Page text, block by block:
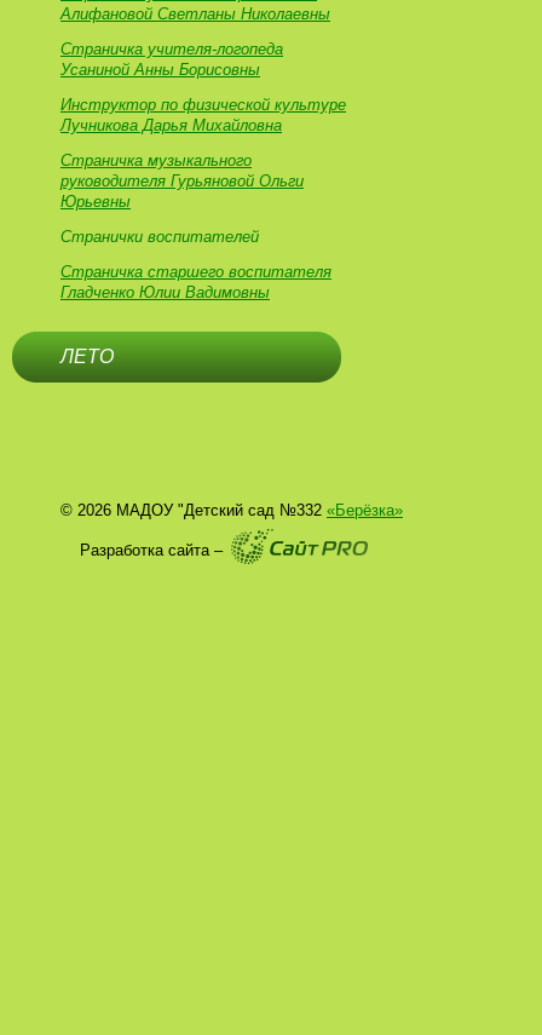
Алифановой Светланы Николаевны
Страничка учителя-логопеда
Усаниной Анны Борисовны
Инструктор по физической культуре
Лучникова Дарья Михайловна
Страничка музыкального
руководителя Гурьяновой Ольги
Юрьевны
Странички воспитателей
Страничка старшего воспитателя
Гладченко Юлии Вадимовны
ЛЕТО
© 2026 МАДОУ "Детский сад №332 «Берёзка»
Разработка сайта –